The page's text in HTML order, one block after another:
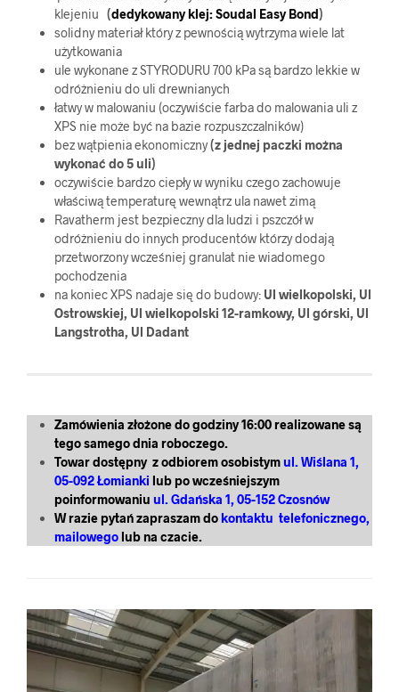
klejeniu (dedykowany klej: Soudal Easy Bond)
solidny materiał który z pewnością wytrzyma wiele lat
użytkowania
ule wykonane z STYRODURU 700 kPa są bardzo lekkie w
odróżnieniu do uli drewnianych
łatwy w malowaniu (oczywiście farba do malowania uli z
XPS nie może być na bazie rozpuszczalników)
bez wątpienia ekonomiczny(z jednej paczki można
wykonać do 5 uli)
oczywiście bardzo ciepły w wyniku czego zachowuje
właściwą temperaturę wewnątrz ula nawet zimą
Ravatherm jest bezpieczny dla ludzi i pszczół w
odróżnieniu do innych producentów którzy dodają
przetworzony wcześniej granulat nie wiadomego
pochodzenia
na koniec XPS nadaje się do budowy: Ul wielkopolski, Ul
Ostrowskiej, Ul wielkopolski 12-ramkowy, Ul górski, Ul
Langstrotha, Ul Dadant
Zamówienia złożone do godziny 16:00 realizowane są
tego samego dnia roboczego.
Towar dostępny z odbiorem osobistym ul. Wiślana 1,
05-092 Łomianki lub po wcześniejszym
poinformowaniu ul. Gdańska 1, 05-152 Czosnów
W razie pytań zapraszam dokontaktu telefonicznego,
mailowegolub na czacie.